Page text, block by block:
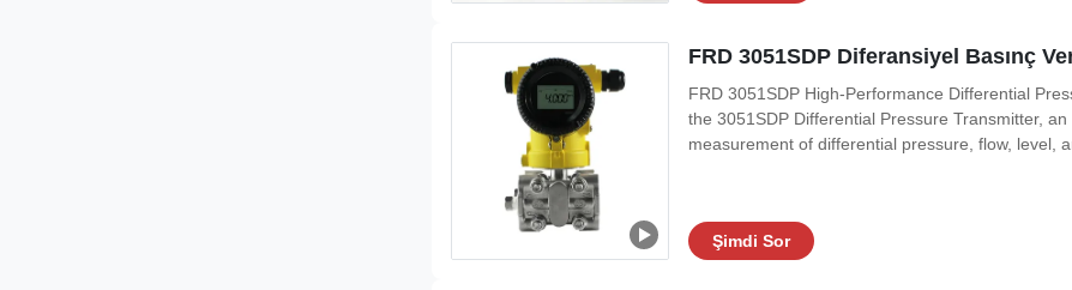
FRD 3051SDP Diferansiyel Basınç
FRD 3051SDP High-Performance Differential
the 3051SDP Differential Pressure Transmitter,
measurement of differential pressure, flow, level,
Şimdi Sor